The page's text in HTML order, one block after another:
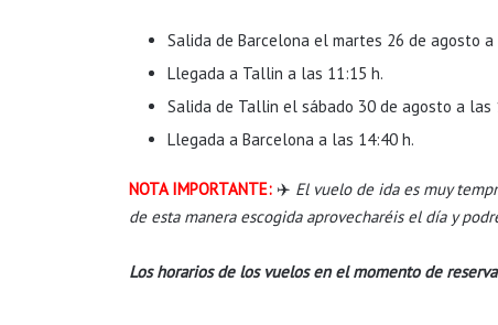
Salida de Barcelona el martes 26 de agosto a
Llegada a Tallin a las 11:15 h.
Salida de Tallin el sábado 30 de agosto a las
Llegada a Barcelona a las 14:40 h.
NOTA IMPORTANTE: ✈️ El vuelo de ida es muy
de esta manera escogida aprovecharéis el día y
Los horarios de los vuelos en el momento de